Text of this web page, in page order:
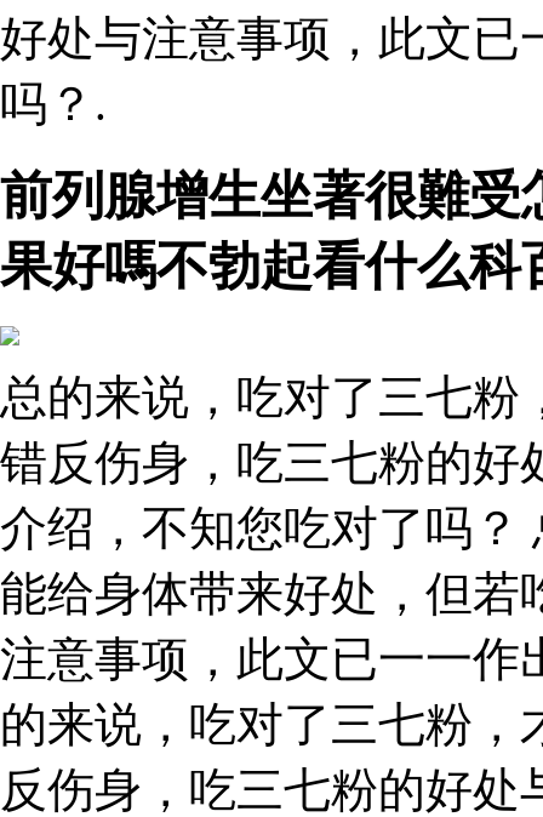
好处与注意事项，此文已
吗？.
前列腺增生坐著很難
果好嗎不勃起看什么科
总的来说，吃对了三七粉
错反伤身，吃三七粉的好
介绍，不知您吃对了吗？
能给身体带来好处，但若
注意事项，此文已一一作
的来说，吃对了三七粉
反伤身，吃三七粉的好